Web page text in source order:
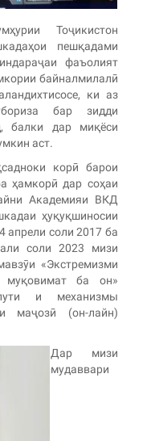
Тоҷикистон
пешқадами
фаъолият
байналмилалӣ
ки аз
бар зидди
балки дар миқёси
аст.
корӣ барои
ҳамкорӣ дар соҳаи
Академияи ВКД
ҳуқуқшиносии
апрели соли 2017 ба
соли 2023 мизи
«Экстремизми
муқовимат ба он»
и механизмы
маҷозӣ (он-лайн)
Дар мизи
мудаввари